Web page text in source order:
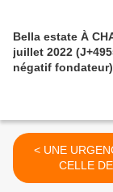
Bella estate À
juillet 2022
négatif fondateur)
< UNE URGENCE, OUI,
CELLE